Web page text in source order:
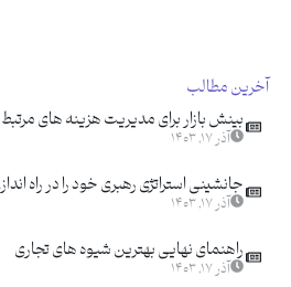
آخرین مطالب
بینش بازار برای مدیریت هزینه های مرتبط
آذر ۱۷, ۱۴۰۳
جانشینی استراتژی رهبری خود را در راه اندازی
آذر ۱۷, ۱۴۰۳
راهنمای نهایی بهترین شیوه های تجاری
آذر ۱۷, ۱۴۰۳